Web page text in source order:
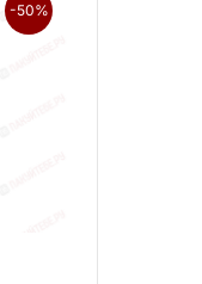
-50%